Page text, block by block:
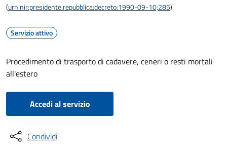
(urn:nir:presidente.repubblica:decreto:1990-09-10;285)
Servizio attivo
Procedimento di trasporto di cadavere, ceneri o resti mortali
all'estero
Accedi al servizio
Condividi